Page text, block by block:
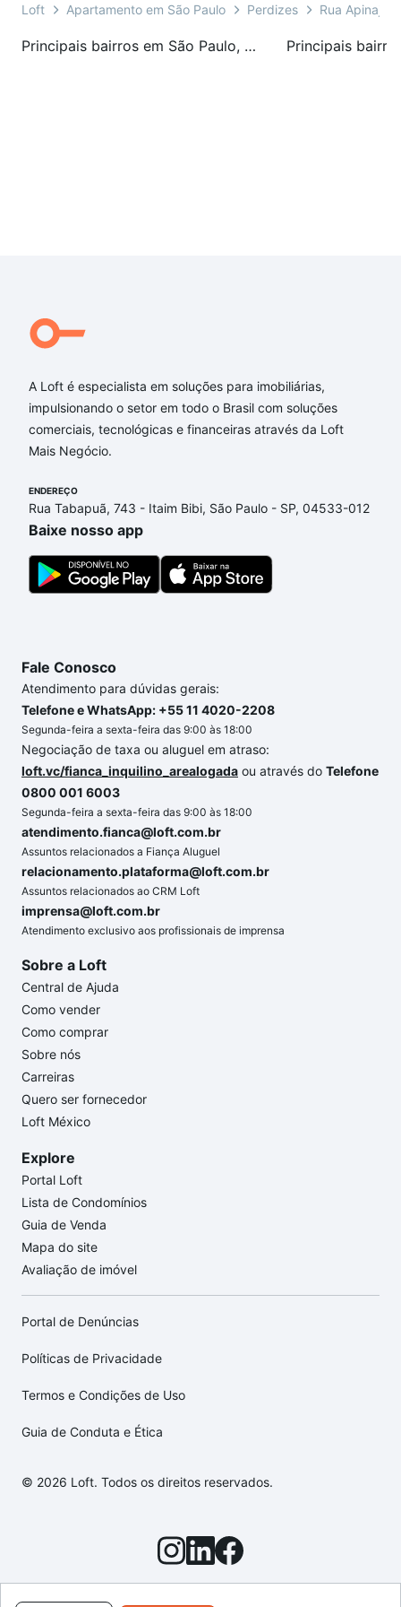
Loft Apartamento em São Paulo Perdizes Rua Apinajés
Principais bairros em São Paulo, SP
A Loft é especialista em soluções para imobiliárias,
impulsionando o setor em todo o Brasil com soluções
comerciais, tecnológicas e financeiras através da Loft
Mais Negócio.
ENDEREÇO
Rua Tabapuã, 743 - Itaim Bibi, São Paulo - SP, 04533-012
Baixe nosso app
Fale Conosco
Atendimento para dúvidas gerais:
Telefone e WhatsApp: +55 11 4020-2208
Segunda-feira a sexta-feira das 9:00 às 18:00
Negociação de taxa ou aluguel em atraso:
loft.vc/fianca_inquilino_arealogada ou através do Telefone
0800 001 6003
Segunda-feira a sexta-feira das 9:00 às 18:00
atendimento.fianca@loft.com.br
Assuntos relacionados a Fiança Aluguel
relacionamento.plataforma@loft.com.br
Assuntos relacionados ao CRM Loft
imprensa@loft.com.br
Atendimento exclusivo aos profissionais de imprensa
Sobre a Loft
Central de Ajuda
Como vender
Como comprar
Sobre nós
Carreiras
Quero ser fornecedor
Loft México
Explore
Portal Loft
Lista de Condomínios
Guia de Venda
Mapa do site
Avaliação de imóvel
Portal de Denúncias
Políticas de Privacidade
Termos e Condições de Uso
Guia de Conduta e Ética
© 2026 Loft. Todos os direitos reservados.